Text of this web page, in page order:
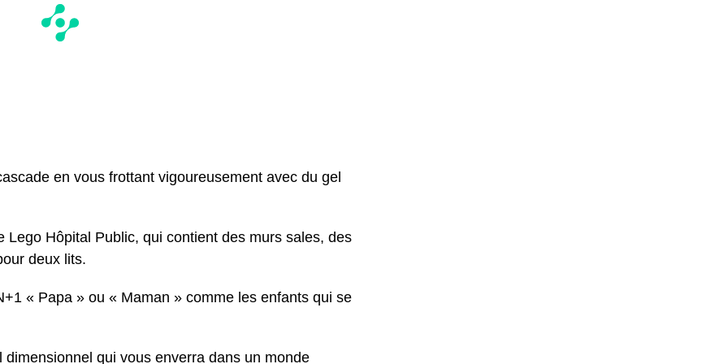
en vous frottant vigoureusement avec du gel
Lego Hôpital Public, qui contient des murs sales, des
deux lits.
« Papa » ou « Maman » comme les enfants qui se
dimensionnel qui vous enverra dans un monde